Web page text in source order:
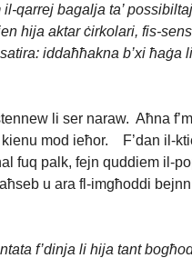
qarrej bagalja ta’
hija aktar ċirkolari, fis-
iddaħħakna b’xi
li ser naraw. Aħna
mod ieħor. F’dan il-
fuq palk, fejn quddiem il-
u ara fl-imgħoddi
f’dinja li hija tant